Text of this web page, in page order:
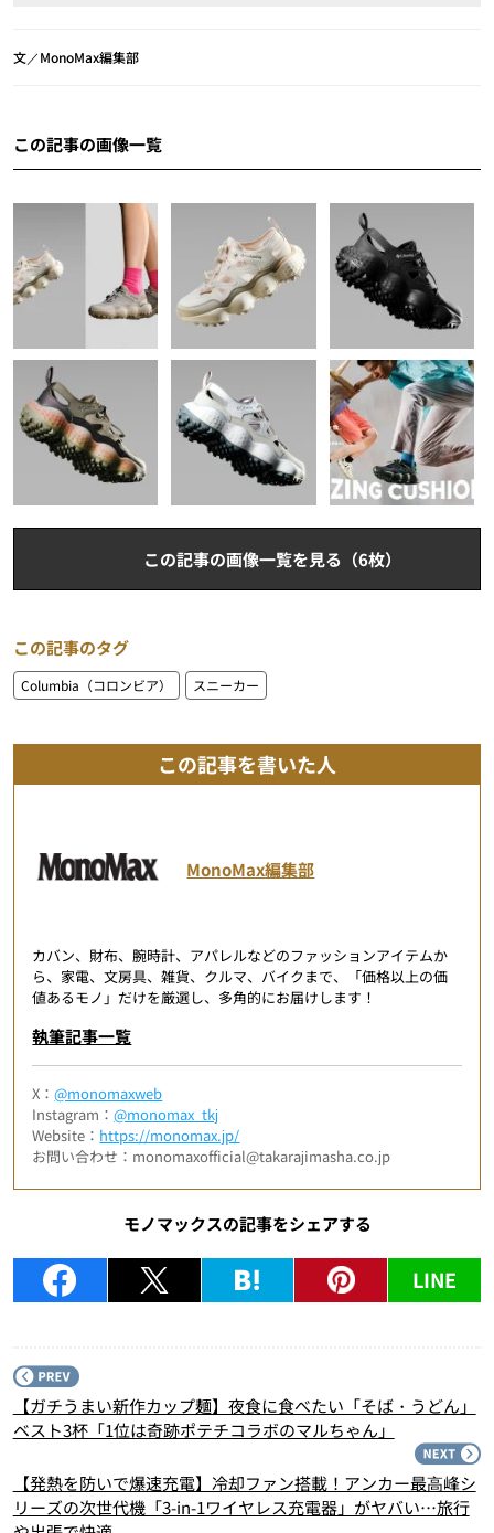
文／MonoMax編集部
この記事の画像一覧
この記事の画像一覧を見る（6枚）
この記事のタグ
Columbia（コロンビア） スニーカー
この記事を書いた人
MonoMax編集部
カバン、財布、腕時計、アパレルなどのファッションアイテムか
ら、家電、文房具、雑貨、クルマ、バイクまで、「価格以上の価
値あるモノ」だけを厳選し、多角的にお届けします！
執筆記事一覧
X：@monomaxweb
Instagram：@monomax_tkj
Website： https://monomax.jp/
お問い合わせ：monomaxofficial@takarajimasha.co.jp
モノマックスの記事をシェアする
LINE
【ガチうまい新作カップ麺】夜食に食べたい「そば・うどん」
ベスト3杯「1位は奇跡ポテチコラボのマルちゃん」
【発熱を防いで爆速充電】冷却ファン搭載！アンカー最⾼峰シ
リーズの次世代機「3-in-1ワイヤレス充電器」がヤバい…旅行